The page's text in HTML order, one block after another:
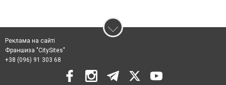
Реклама на сайті
Франшиза "CitySites"
+38 (096) 91 303 68